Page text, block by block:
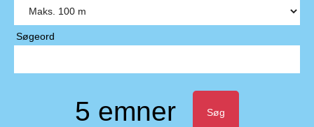
Søgeord
5 emner Søg